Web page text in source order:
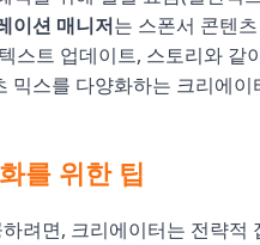
이션 매니저는 스폰서 콘텐
스트 업데이트, 스토리와 같
믹스를 다양화하는 크리에
를 위한 팁
려면, 크리에이터는 전략적